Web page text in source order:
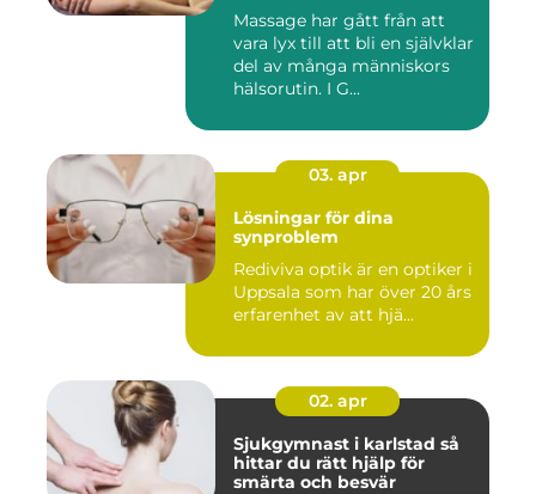
Massage har gått från att
vara lyx till att bli en självklar
del av många människors
hälsorutin. I G...
03. apr
Lösningar för dina
synproblem
Rediviva optik är en optiker i
Uppsala som har över 20 års
erfarenhet av att hjä...
02. apr
Sjukgymnast i karlstad så
hittar du rätt hjälp för
smärta och besvär